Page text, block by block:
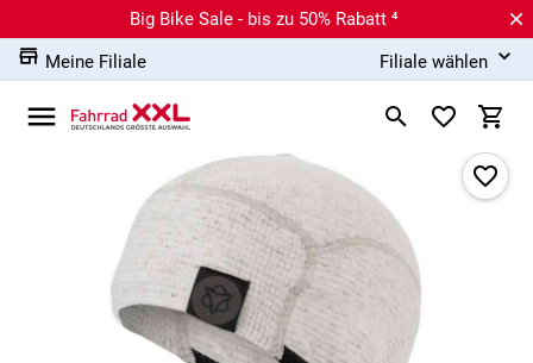
Big Bike Sale - bis zu 50% Rabatt ⁴
Meine Filiale
Filiale wählen